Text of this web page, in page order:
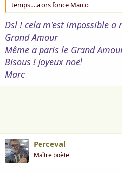
temps….alors fonce Marco
Dsl ! cela m'est impossible a
Grand Amour
Même a paris le Grand
Bisous ! joyeux noël
Marc
Perceval
Maître poète